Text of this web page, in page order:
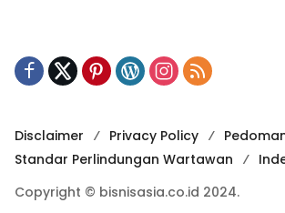
Disclaimer Privacy Policy
Standar Perlindungan Wartawan
Copyright © bisnisasia.co.id 2024.